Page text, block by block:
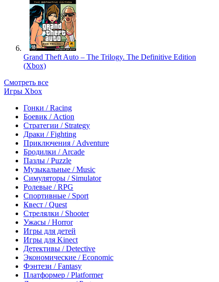
Grand Theft Auto – The Trilogy. The Definitive Edition
(Xbox)
Смотреть все
Игры Xbox
Гонки / Racing
Боевик / Action
Стратегии / Strategy
Драки / Fighting
Приключения / Adventure
Бродилки / Arcade
Пазлы / Puzzle
Музыкальные / Music
Симуляторы / Simulator
Ролевые / RPG
Спортивные / Sport
Квест / Quest
Стрелялки / Shooter
Ужасы / Horror
Игры для детей
Игры для Kinect
Детективы / Detective
Экономические / Economic
Фэнтези / Fantasy
Платформер / Platformer